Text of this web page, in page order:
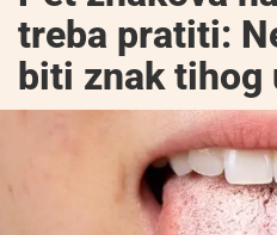
treba pratiti:
biti znak tihog